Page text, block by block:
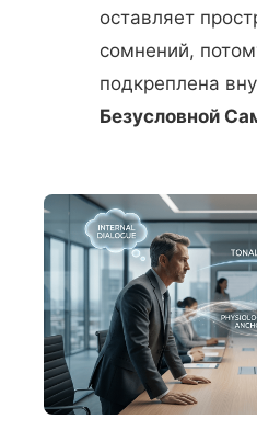
оставляет
сомнений,
подкреплена
Безусловной